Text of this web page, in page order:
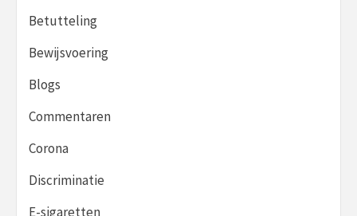
Betutteling
Bewijsvoering
Blogs
Commentaren
Corona
Discriminatie
E-sigaretten